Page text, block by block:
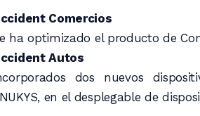
Comercios
ha optimizado el producto de
Autos
dos nuevos
en el desplegable de